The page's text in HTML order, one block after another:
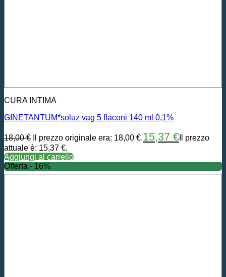
CURA INTIMA
GINETANTUM*soluz vag 5 flaconi 140 ml 0,1%
18,00€ Il prezzo originale era: 18,00 €.15,37 € Il prezzo
attuale è: 15,37 €.
Aggiungi al carrello
Offerta - 16%